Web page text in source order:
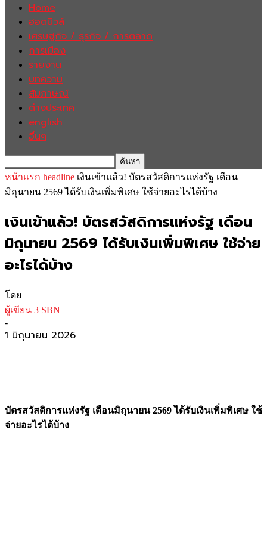
Home
ฮอตนิวส์
เศรษฐกิจ / ธุรกิจ / การตลาด
การเมือง
รายงาน
บทความ
สัมภาษณ์
ต่างประเทศ
english
อื่นๆ
หน้าแรก headline เงินเข้าแล้ว! บัตรสวัสดิการแห่งรัฐ เดือน
มิถุนายน 2569 ได้รับเงินเพิ่มพิเศษ ใช้จ่ายอะไรได้บ้าง
เงินเข้าแล้ว! บัตรสวัสดิการแห่งรัฐ เดือน
มิถุนายน 2569 ได้รับเงินเพิ่มพิเศษ ใช้จ่าย
อะไรได้บ้าง
โดย
ผู้เขียน 3 SBN
-
1 มิถุนายน 2026
บัตรสวัสดิการแห่งรัฐ เดือนมิถุนายน 2569 ได้รับเงินเพิ่มพิเศษ ใช้
จ่ายอะไรได้บ้าง